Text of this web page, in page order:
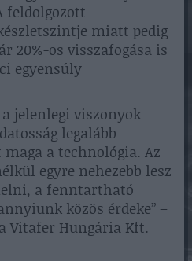
feldolgozott
miatt pedig
20%-os visszafogása is
egyensúly
a jelenlegi viszonyok
legalább
a technológia. Az
egyre nehezebb lesz
a fenntartható
közös érdeke” –
Vitafer Hungária Kft.